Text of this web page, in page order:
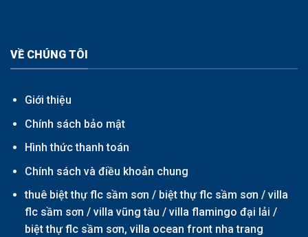
VỀ CHÚNG TÔI
Giới thiệu
Chính sách bảo mật
Hình thức thanh toán
Chính sách và điều khoản chung
thuê biệt thự flc sầm sơn / biệt thự flc sầm sơn / villa
flc sầm sơn / villa vũng tàu / villa flamingo đại lải /
biệt thự flc sầm sơn, villa ocean front nha trang